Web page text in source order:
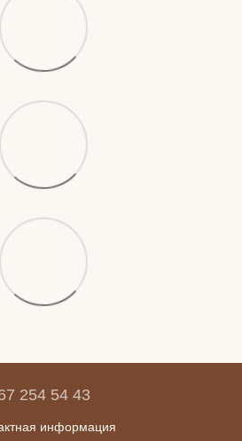
254 54 43
информация